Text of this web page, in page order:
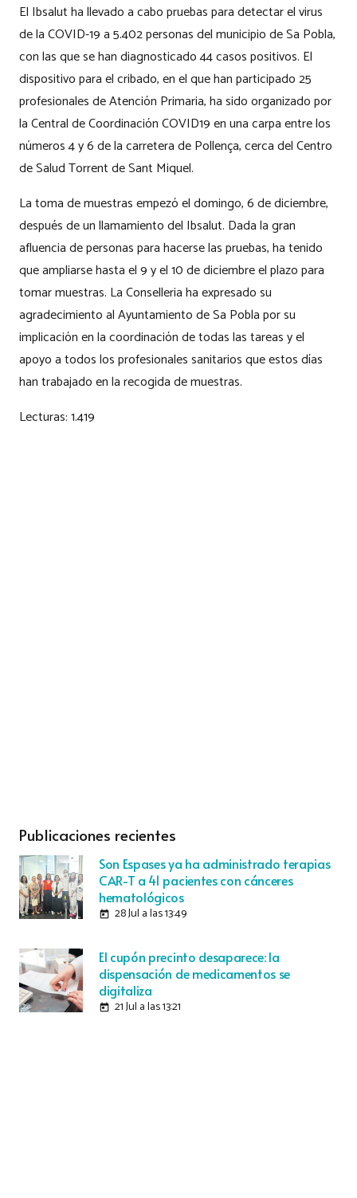
El Ibsalut ha llevado a cabo pruebas para detectar el virus
de la COVID-19 a 5.402 personas del municipio de Sa Pobla,
con las que se han diagnosticado 44 casos positivos. El
dispositivo para el cribado, en el que han participado 25
profesionales de Atención Primaria, ha sido organizado por
la Central de Coordinación COVID19 en una carpa entre los
números 4 y 6 de la carretera de Pollença, cerca del Centro
de Salud Torrent de Sant Miquel.
La toma de muestras empezó el domingo, 6 de diciembre,
después de un llamamiento del Ibsalut. Dada la gran
afluencia de personas para hacerse las pruebas, ha tenido
que ampliarse hasta el 9 y el 10 de diciembre el plazo para
tomar muestras. La Conselleria ha expresado su
agradecimiento al Ayuntamiento de Sa Pobla por su
implicación en la coordinación de todas las tareas y el
apoyo a todos los profesionales sanitarios que estos días
han trabajado en la recogida de muestras.
Lecturas:1.419
Publicaciones recientes
Son Espases ya ha administrado terapias
CAR-T a 41 pacientes con cánceres
hematológicos
today 28 Jul a las 13:49
El cupón precinto desaparece: la
dispensación de medicamentos se
digitaliza
today 21 Jul a las 13:21